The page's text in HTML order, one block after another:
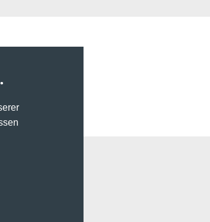
angeforderte Modul existiert nicht